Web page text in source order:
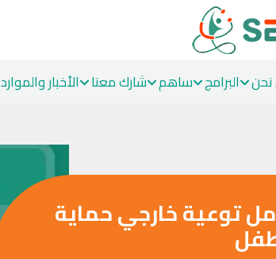
البرامج ساهم شارك معنا الأخبار والموارد
توعية خارجي حماية